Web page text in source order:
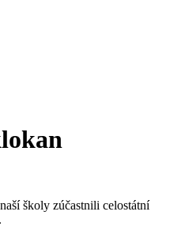
školy zúčastnili celostátní